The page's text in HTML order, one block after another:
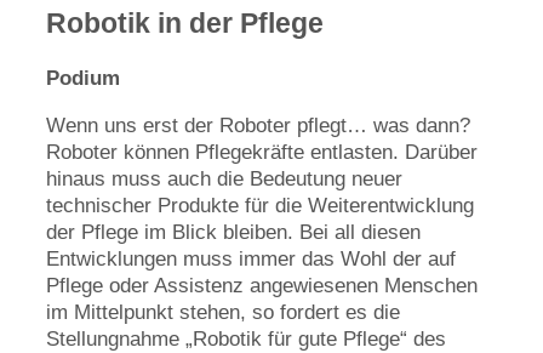
Robotik in der Pflege
Podium
Wenn uns erst der Roboter pflegt… was dann?
Roboter können Pflegekräfte entlasten. Darüber
hinaus muss auch die Bedeutung neuer
technischer Produkte für die Weiterentwicklung
der Pflege im Blick bleiben. Bei all diesen
Entwicklungen muss immer das Wohl der auf
Pflege oder Assistenz angewiesenen Menschen
im Mittelpunkt stehen, so fordert es die
Stellungnahme „Robotik für gute Pflege“ des